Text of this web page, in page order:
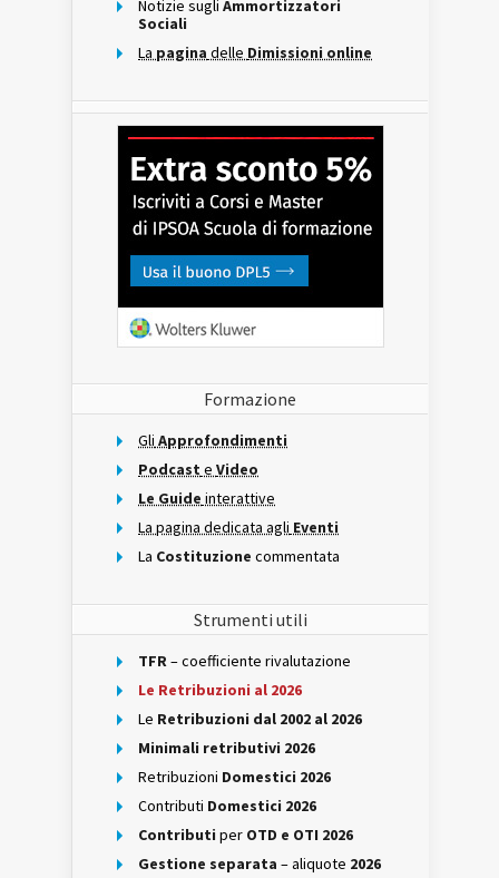
Notizie sugli Ammortizzatori
Sociali
La pagina delle Dimissioni online
Formazione
Gli Approfondimenti
Podcast e Video
Le Guide interattive
La pagina dedicata agli Eventi
La Costituzione commentata
Strumenti utili
TFR– coefficiente rivalutazione
Le Retribuzioni al 2026
Le Retribuzioni dal 2002 al 2026
Minimali retributivi 2026
Retribuzioni Domestici 2026
Contributi Domestici 2026
Contributi per OTD e OTI 2026
Gestione separata – aliquote 2026